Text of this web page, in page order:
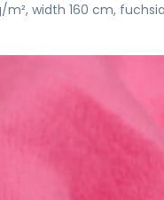
width 160 cm,